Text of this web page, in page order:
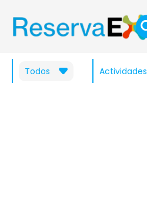
Todos Actividades